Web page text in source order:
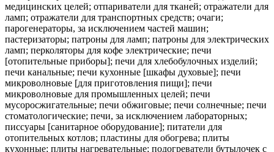
медицинских целей; отпариватели для тканей; отражатели для
ламп; отражатели для транспортных средств; очаги;
парогенераторы, за исключением частей машин;
пастеризаторы; патроны для ламп; патроны для электрических
ламп; перколяторы для кофе электрические; печи
[отопительные приборы]; печи для хлебобулочных изделий;
печи канальные; печи кухонные [шкафы духовые]; печи
микроволновые [для приготовления пищи]; печи
микроволновые для промышленных целей; печи
мусоросжигательные; печи обжиговые; печи солнечные; печи
стоматологические; печи, за исключением лабораторных;
писсуары [санитарное оборудование]; питатели для
отопительных котлов; пластины для обогрева; плиты
кухонные; плиты нагревательные; подогреватели бутылочек с